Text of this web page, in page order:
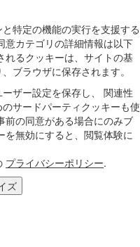
特定の機能の実行を支援する
意カテゴリの詳細情報は以下
れるクッキーは、サイトの基
ブラウザに保存されます。
ザー設定を保存し、 関連性
サードパーティクッキーも使
前の同意がある場合にのみブ
無効にすると、閲覧体験に
プライバシーポリシー.
ズ